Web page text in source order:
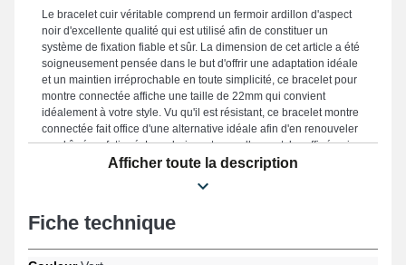
Le bracelet cuir véritable comprend un fermoir ardillon d'aspect
noir d'excellente qualité qui est utilisé afin de constituer un
système de fixation fiable et sûr. La dimension de cet article a été
soigneusement pensée dans le but d'offrir une adaptation idéale
et un maintien irréprochable en toute simplicité, ce bracelet pour
montre connectée affiche une taille de 22mm qui convient
idéalement à votre style. Vu qu'il est résistant, ce bracelet montre
connectée fait office d'une alternative idéale afin d'en renouveler
un abîmé ou fatigué. Le coloris vert rappelle un style raffiné qui
rehausse subtilement à toutes les tenues, mêlant élégance
Vantage V2 et bien d'autres encore de la marque Polar, cette
fermoir ardillon fiable. Le bracelet montre 22mm Polar se marie
Afficher toute la description
Fiche technique